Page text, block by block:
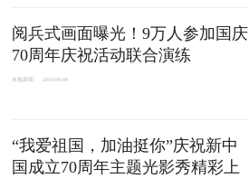
阅兵式画面曝光！9万人参加国庆
70周年庆祝活动联合演练
央视新闻 2019-09-08
“我爱祖国，加油挺你”庆祝新中
国成立70周年主题光影秀精彩上